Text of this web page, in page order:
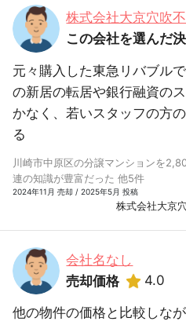
株式会社大京穴吹
この会社を選んだ
元々購入した東急リバブル
の新居の転居や銀行融資の
かなく、若いスタッフの方
る
川崎市中原区の分譲マンションを
連の知識が豊富だった 他5件
2024年11月 売却 / 2025年5月 投稿
株式会社大京
会社名なし
売却価格
4.0
他の物件の価格と比較しな